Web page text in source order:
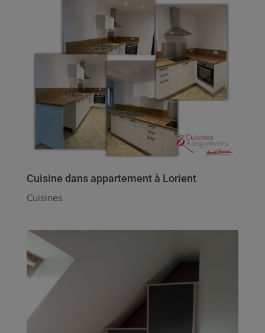
Cuisine dans appartement à Lorient
Cuisines